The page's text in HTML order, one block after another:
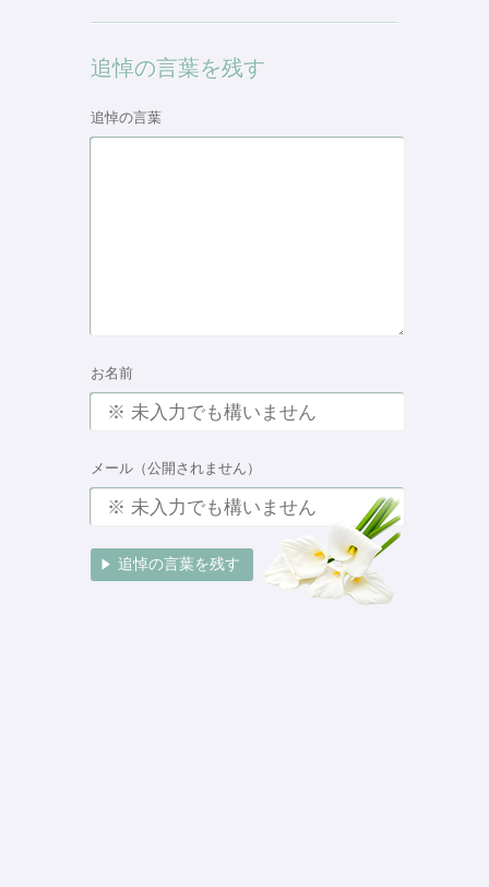
追悼の言葉を残す
追悼の言葉
お名前
メール（公開されません）